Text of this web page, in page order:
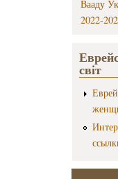
Вааду
2022-
світ